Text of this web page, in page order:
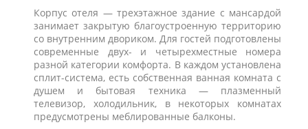
Корпус отеля — трехэтажное здание с мансардой
занимает закрытую благоустроенную территорию
со внутренним двориком. Для гостей подготовлены
современные двух- и четырехместные номера
разной категории комфорта. В каждом установлена
сплит-система, есть собственная ванная комната с
душем и бытовая техника — плазменный
телевизор, холодильник, в некоторых комнатах
предусмотрены меблированные балконы.